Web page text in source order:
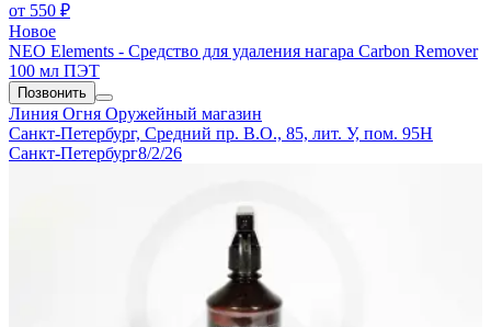
от 550 ₽
Новое
NEO Elements - Средство для удаления нагара Carbon Remover
100 мл ПЭТ
Позвонить
Линия Огня Оружейный магазин
Санкт-Петербург, Средний пр. В.О., 85, лит. У, пом. 95Н
Санкт-Петербург8/2/26